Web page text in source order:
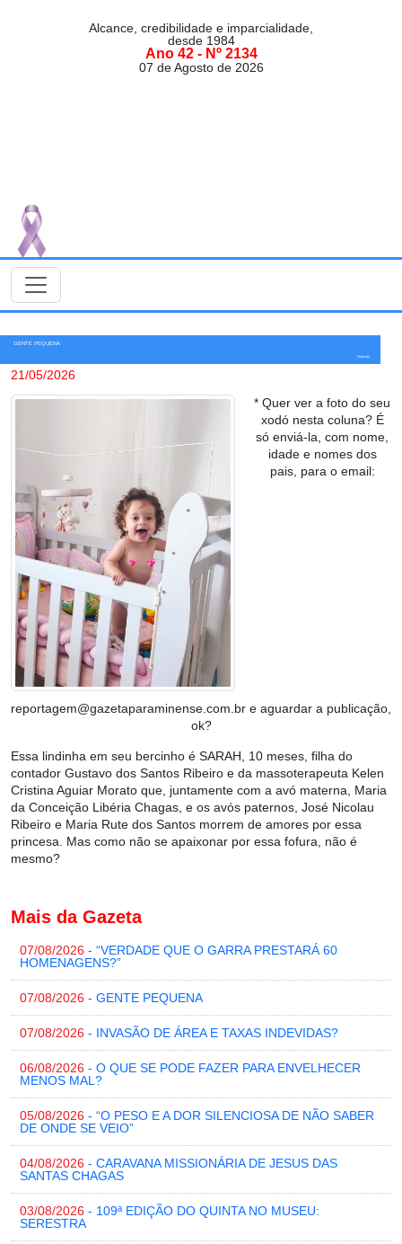
Alcance, credibilidade e imparcialidade,
desde 1984
Ano 42 - Nº 2134
07 de Agosto de 2026
GENTE PEQUENA
Notícias
21/05/2026
* Quer ver a foto do seu
xodó nesta coluna? É
só enviá-la, com nome,
idade e nomes dos
pais, para o email:
reportagem@gazetaparaminense.com.br e aguardar a publicação,
ok?
Essa lindinha em seu bercinho é SARAH, 10 meses, filha do
contador Gustavo dos Santos Ribeiro e da massoterapeuta Kelen
Cristina Aguiar Morato que, juntamente com a avó materna, Maria
da Conceição Libéria Chagas, e os avós paternos, José Nicolau
Ribeiro e Maria Rute dos Santos morrem de amores por essa
princesa. Mas como não se apaixonar por essa fofura, não é
mesmo?
Mais da Gazeta
07/08/2026 - “VERDADE QUE O GARRA PRESTARÁ 60
HOMENAGENS?”
07/08/2026 - GENTE PEQUENA
07/08/2026 - INVASÃO DE ÁREA E TAXAS INDEVIDAS?
06/08/2026 - O QUE SE PODE FAZER PARA ENVELHECER
MENOS MAL?
05/08/2026 - “O PESO E A DOR SILENCIOSA DE NÃO SABER
DE ONDE SE VEIO”
04/08/2026 - CARAVANA MISSIONÁRIA DE JESUS DAS
SANTAS CHAGAS
03/08/2026 - 109ª EDIÇÃO DO QUINTA NO MUSEU:
SERESTRA